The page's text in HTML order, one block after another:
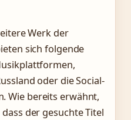
Werk der
sich folgende
oder die Social-
Wie bereits erwähnt,
der gesuchte Titel